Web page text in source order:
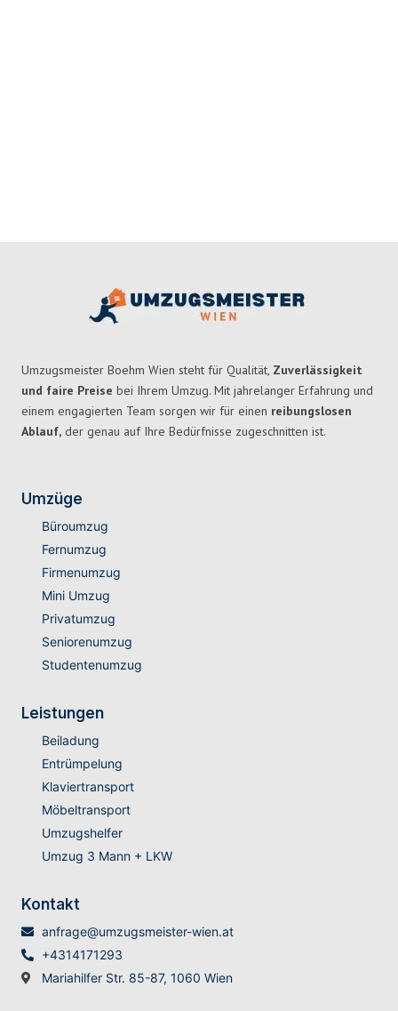
Umzugsmeister Boehm Wien steht für Qualität, Zuverlässigkeit
und faire Preise bei Ihrem Umzug. Mit jahrelanger Erfahrung und
einem engagierten Team sorgen wir für einen reibungslosen
Ablauf, der genau auf Ihre Bedürfnisse zugeschnitten ist.
Umzüge
Büroumzug
Fernumzug
Firmenumzug
Mini Umzug
Privatumzug
Seniorenumzug
Studentenumzug
Leistungen
Beiladung
Entrümpelung
Klaviertransport
Möbeltransport
Umzugshelfer
Umzug 3 Mann + LKW
Kontakt
anfrage@umzugsmeister-wien.at
+4314171293
Mariahilfer Str. 85-87, 1060 Wien